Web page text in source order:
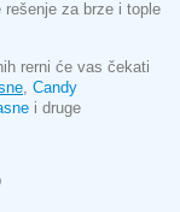
za brze i tople
rerni će vas čekati
, Candy
i druge